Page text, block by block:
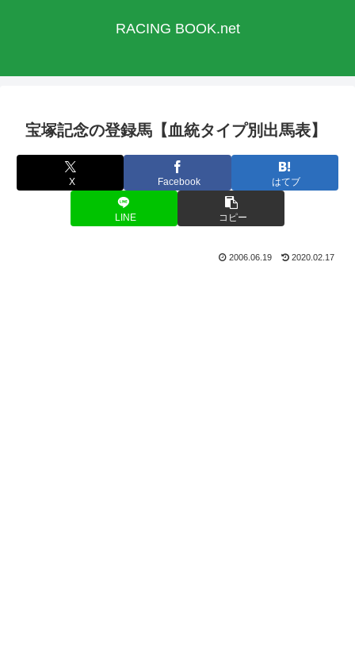
RACING BOOK.net
宝塚記念の登録馬【血統タイプ別出馬表】
X Facebook はてブ
LINE コピー
2006.06.19 2020.02.17